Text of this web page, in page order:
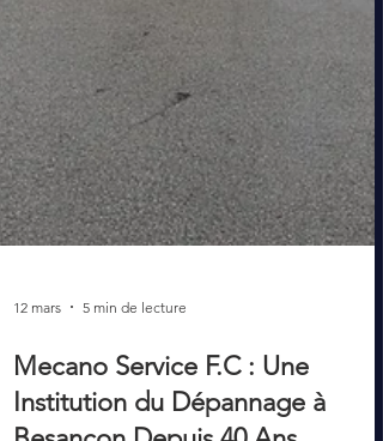
12 mars 5 min de lecture
Mecano Service F.C : Une